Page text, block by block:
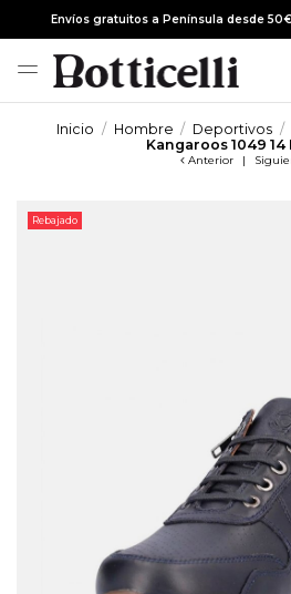
Envíos gratuitos a Península desde
Inicio Hombre Deportivos
Kangaroos 1049 14
Anterior |
Rebajado